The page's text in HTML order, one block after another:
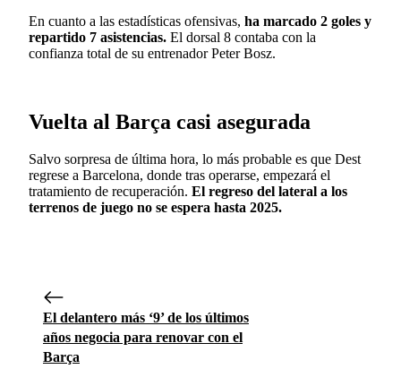
En cuanto a las estadísticas ofensivas, ha marcado 2 goles y
repartido 7 asistencias. El dorsal 8 contaba con la
confianza total de su entrenador Peter Bosz.
Vuelta al Barça casi asegurada
Salvo sorpresa de última hora, lo más probable es que Dest
regrese a Barcelona, donde tras operarse, empezará el
tratamiento de recuperación. El regreso del lateral a los
terrenos de juego no se espera hasta 2025.
El delantero más ‘9’ de los últimos
años negocia para renovar con el
Barça